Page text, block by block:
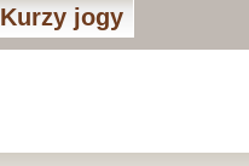
Kurzy jogy